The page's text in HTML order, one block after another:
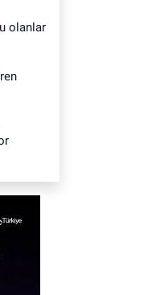
olanlar